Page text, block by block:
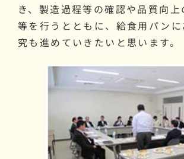
き、製造過程等の確認や品質向上
等を行うとともに、給食用パン
究も進めていきたいと思います。